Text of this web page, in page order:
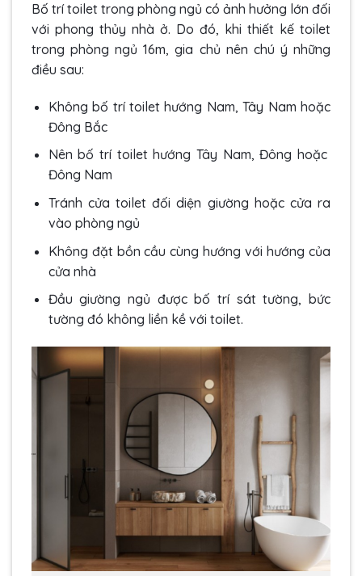
Bố trí toilet trong phòng ngủ có ảnh hưởng lớn đối
với phong thủy nhà ở. Do đó, khi thiết kế toilet
trong phòng ngủ 16m, gia chủ nên chú ý những
điều sau:
Không bố trí toilet hướng Nam, Tây Nam hoặc
Đông Bắc
Nên bố trí toilet hướng Tây Nam, Đông hoặc
Đông Nam
Tránh cửa toilet đối diện giường hoặc cửa ra
vào phòng ngủ
Không đặt bồn cầu cùng hướng với hướng của
cửa nhà
Đầu giường ngủ được bố trí sát tường, bức
tường đó không liền kề với toilet.